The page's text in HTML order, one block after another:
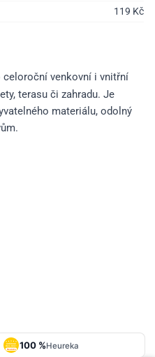
119 Kč
celoroční venkovní i vnitřní
terasu či zahradu. Je
materiálu, odolný
OVĚŘENO
ZÁKAZNÍKY
Heureka 100 %Heureka
Galerie925 fotek